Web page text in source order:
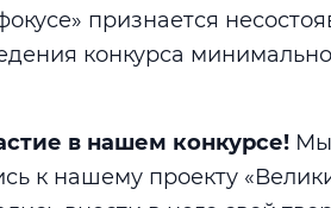
признается
конкурса
в нашем конкурсе! Мы
к нашему проекту